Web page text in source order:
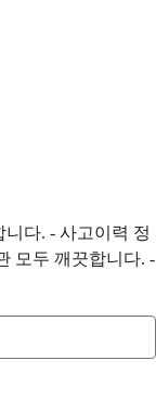
다. - 사고이력 정
모두 깨끗합니다. -